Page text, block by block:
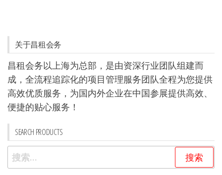
关于昌租会务
昌租会务以上海为总部，是由资深行业团队组建而
成，全流程追踪化的项目管理服务团队全程为您提供
高效优质服务，为国内外企业在中国参展提供高效、
便捷的贴心服务！
SEARCH PRODUCTS
搜
索：